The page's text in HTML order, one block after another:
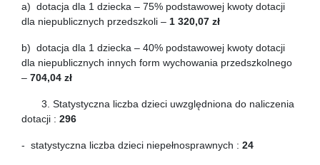
a) dotacja dla 1 dziecka – 75% podstawowej kwoty dotacji
dla niepublicznych przedszkoli – 1 320,07 zł
b) dotacja dla 1 dziecka – 40% podstawowej kwoty dotacji
dla niepublicznych innych form wychowania przedszkolnego
– 704,04 zł
3. Statystyczna liczba dzieci uwzględniona do naliczenia
dotacji : 296
- statystyczna liczba dzieci niepełnosprawnych : 24